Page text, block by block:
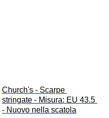
Church's - Scarpe
stringate - Misura: EU 43.5
- Nuovo nella scatola